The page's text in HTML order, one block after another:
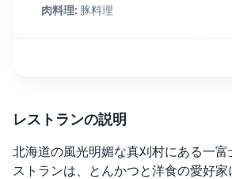
肉料理: 豚料理
レストランの説明
北海道の風光明媚な真刈村にある一
ストランは、とんかつと洋食の愛好